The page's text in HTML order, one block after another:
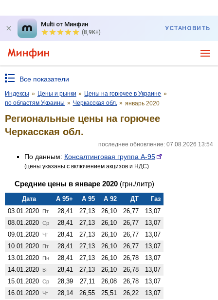
Multi от Минфин
(8,9K+)
УСТАНОВИТЬ
Все показатели
Индексы » Цены и рынки » Цены на горючее в Украине »
по областям Украины » Черкасская обл. » январь 2020
Региональные цены на горючее
Черкасская обл.
последнее обновление: 07.08.2026 13:54
По данным: Консалтинговая группа А-95
(цены указаны с включением акцизов и НДС)
Средние цены в январе 2020 (грн./литр)
Дата А 95+ А 95 А 92 ДТ
Газ
03.01.2020
Пт 28,41 27,13 26,10 26,77
13,07
08.01.2020 Ср 28,41 27,13 26,10 26,77
13,07
09.01.2020
Чт 28,41 27,13 26,10 26,77
13,07
10.01.2020
Пт 28,41 27,13 26,10 26,77
13,07
13.01.2020
Пн 28,41 27,13 26,10 26,78
13,07
14.01.2020
Вт 28,41 27,13 26,10 26,78
13,07
15.01.2020 Ср 28,39 27,11 26,08 26,78
13,07
16.01.2020
Чт 28,14 26,55 25,51 26,22
13,07